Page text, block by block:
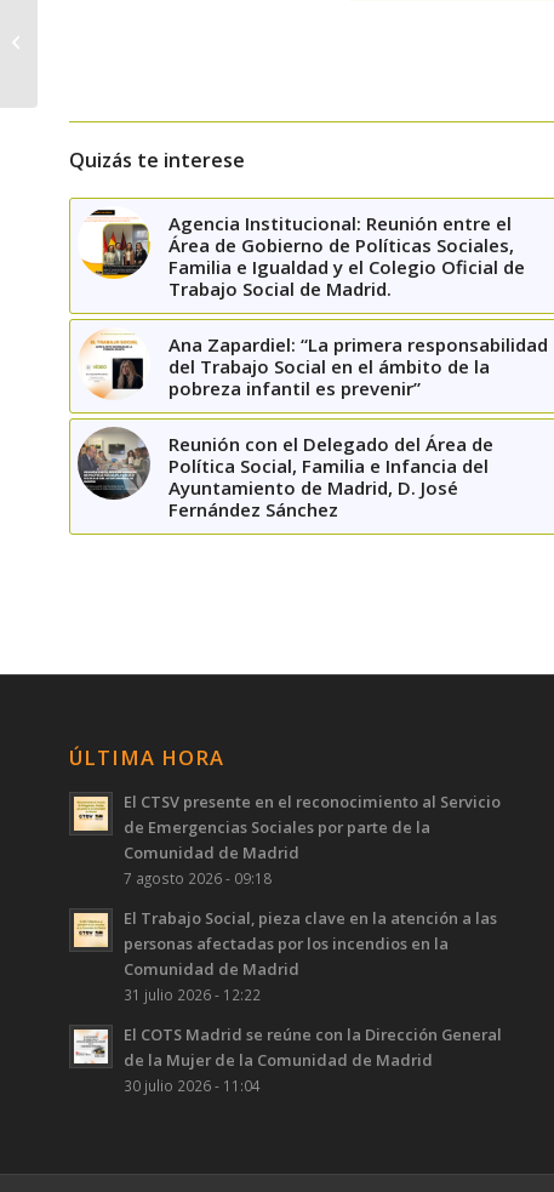
Quizás te interese
Agencia Institucional: Reunión entre el
Área de Gobierno de Políticas Sociales,
Familia e Igualdad y el Colegio Oficial de
Trabajo Social de Madrid.
Ana Zapardiel: “La primera responsabilidad
del Trabajo Social en el ámbito de la
pobreza infantil es prevenir”
Reunión con el Delegado del Área de
Política Social, Familia e Infancia del
Ayuntamiento de Madrid, D. José
Fernández Sánchez
ÚLTIMA HORA
El CTSV presente en el reconocimiento al Servicio
de Emergencias Sociales por parte de la
Comunidad de Madrid
7 agosto 2026 - 09:18
El Trabajo Social, pieza clave en la atención a las
personas afectadas por los incendios en la
Comunidad de Madrid
31 julio 2026 - 12:22
El COTS Madrid se reúne con la Dirección General
de la Mujer de la Comunidad de Madrid
30 julio 2026 - 11:04